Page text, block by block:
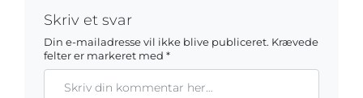
Skriv et svar
Din e-mailadresse vil ikke blive publiceret. Krævede
felter er markeret med *